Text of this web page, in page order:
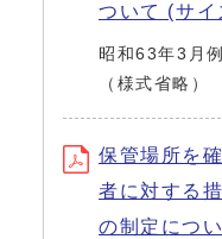
ついて (サ
昭和63年3月
（様式省略）
保管場所を
者に対する
の制定につ